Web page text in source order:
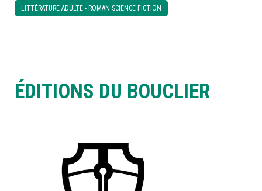
ÉDITIONS DU BOUCLIER
LITTÉRATURE ADULTE - ROMAN SCIENCE FICTION